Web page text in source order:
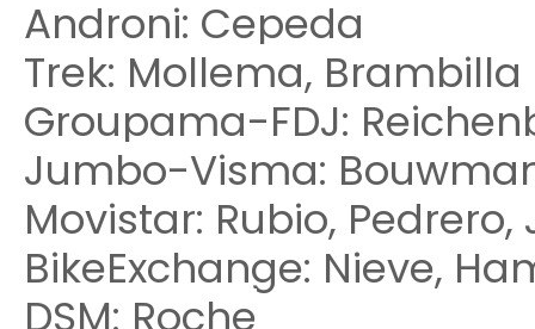
Androni: Cepeda
Trek: Mollema, Brambilla
Groupama-FDJ:
Jumbo-Visma:
Movistar: Rubio,
BikeExchange: Nieve,
DSM: Roche